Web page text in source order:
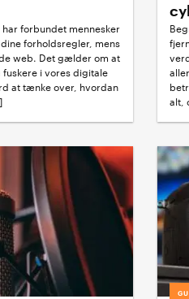
har forbundet mennesker
forholdsregler, mens
web. Det gælder om at
i vores digitale
at tænke over, hvordan
alt,